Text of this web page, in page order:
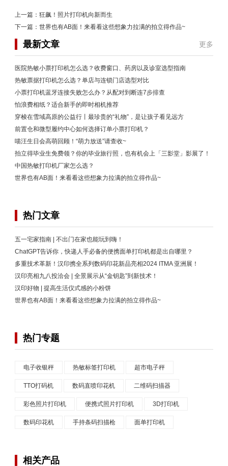
上一篇： 狂飙！照片打印机向新而生
下一篇： 世界也有AB面！来看看这些想象力拉满的拍立得作品~
最新文章 更多
医院热敏小票打印机怎么选？收费窗口、药房以及诊室选型指南
热敏票据打印机怎么选？单店与连锁门店选型对比
小票打印机蓝牙连接失败怎么办？从配对到断连7步排查
怕浪费相纸？适合新手的即时相机推荐
穿梭在雪域高原的公益行丨最珍贵的“礼物”，是让孩子看见远方
前置仓和微型履约中心如何选择订单小票打印机？
喵汪生日会高萌回顾！“萌力放送”请查收~
拍立得毕业生免费领？你的毕业旅行照，也有机会上「三影堂」影展了！
中国热敏打印机厂家怎么选？
世界也有AB面！来看看这些想象力拉满的拍立得作品~
热门文章
五一宅家指南 | 不出门在家也能玩到嗨！
ChatGPT告诉你，快递人手必备的便携面单打印机都是出自哪里？
多重技术革新！汉印携全系列数码印花新品亮相2024 ITMA 亚洲展！
汉印亮相九八投洽会 | 全景展示从“金钥匙”到新技术！
汉印好物 | 提高生活仪式感的小粉饼
世界也有AB面！来看看这些想象力拉满的拍立得作品~
热门专题
电子收银秤 热敏标签打印机 超市电子秤
TTO打码机 数码直喷印花机 二维码扫描器
彩色照片打印机 便携式照片打印机 3D打印机
数码印花机 手持条码扫描枪 面单打印机
相关产品